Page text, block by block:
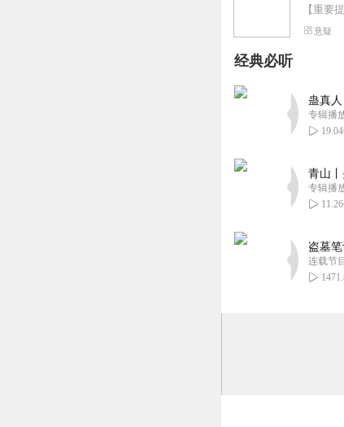
今天吃土豆了
三世情缠，家
回复 2025-06-22
治愈独角兽L
偶然发现《
悬疑
经典必听
蛊真
专辑播
青山
专辑播
盗墓
连载节